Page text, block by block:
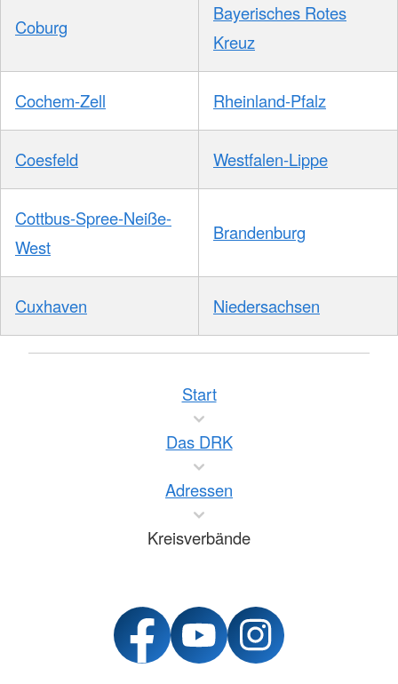
Coburg
Bayerisches Rotes
Kreuz
Cochem-Zell Rheinland-Pfalz
Coesfeld Westfalen-Lippe
Cottbus-Spree-Neiße-
West
Brandenburg
Cuxhaven Niedersachsen
Start
Das DRK
Adressen
Kreisverbände